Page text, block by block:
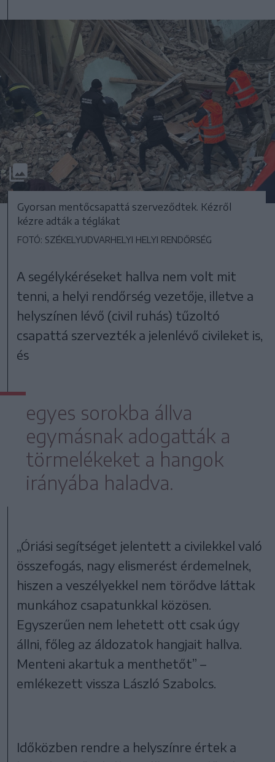
Gyorsan mentőcsapattá szerveződtek. Kézről
kézre adták a téglákat
FOTÓ: SZÉKELYUDVARHELYI HELYI RENDŐRSÉG
A segélykéréseket hallva nem volt mit
tenni, a helyi rendőrség vezetője, illetve a
helyszínen lévő (civil ruhás) tűzoltó
csapattá szervezték a jelenlévő civileket is,
és
egyes sorokba állva
egymásnak adogatták a
törmelékeket a hangok
irányába haladva.
„Óriási segítséget jelentett a civilekkel való
összefogás, nagy elismerést érdemelnek,
hiszen a veszélyekkel nem törődve láttak
munkához csapatunkkal közösen.
Egyszerűen nem lehetett ott csak úgy
állni, főleg az áldozatok hangjait hallva.
Menteni akartuk a menthetőt” –
emlékezett vissza László Szabolcs.
Időközben rendre a helyszínre értek a